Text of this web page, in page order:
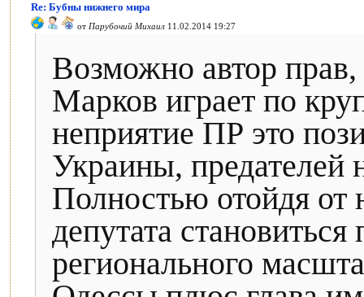
Re: Бубны нижнего мира
от Парубочий Михаил 11.02.2014 19:27
Возможно автор прав,
Марков играет по
неприятие ПР это
Украины, предателей
Полностью отойдя от
депутата
регионального